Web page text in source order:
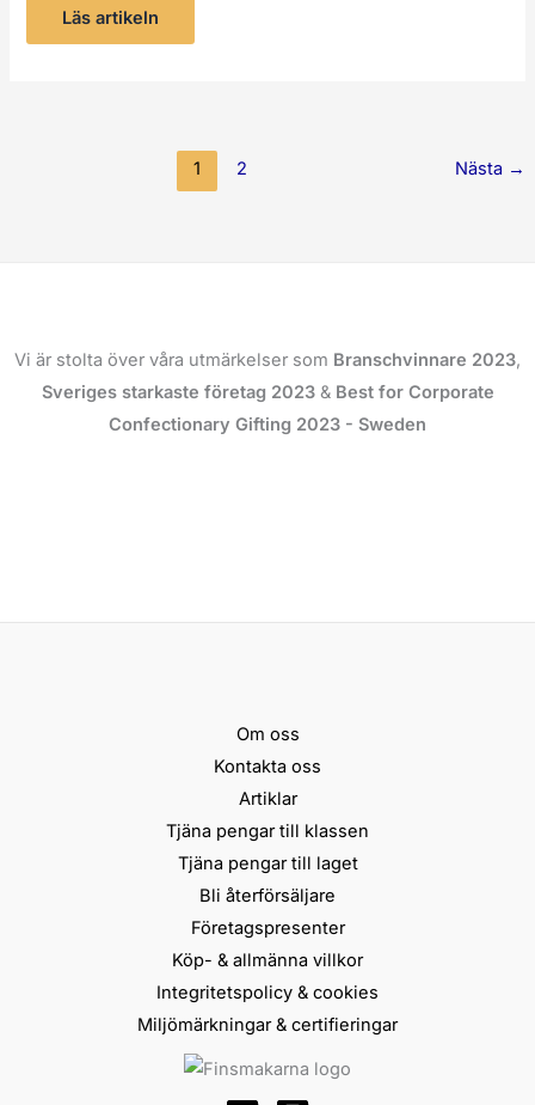
Läs artikeln
1 2 Nästa →
Vi är stolta över våra utmärkelser som Branschvinnare 2023,
Sveriges starkaste företag 2023& Best for Corporate
Confectionary Gifting 2023 - Sweden
Om oss
Kontakta oss
Artiklar
Tjäna pengar till klassen
Tjäna pengar till laget
Bli återförsäljare
Företagspresenter
Köp- & allmänna villkor
Integritetspolicy & cookies
Miljömärkningar & certifieringar